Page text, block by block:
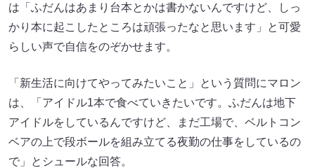
は「ふだんはあまり台本とかは書かないんですけど、しっ
かり本に起こしたところは頑張ったなと思います」と可愛
らしい声で自信をのぞかせます。
「新生活に向けてやってみたいこと」という質問にマロン
は、「アイドル1本で食べていきたいです。ふだんは地下
アイドルをしているんですけど、まだ工場で、ベルトコン
ベアの上で段ボールを組み立てる夜勤の仕事をしているの
で」とシュールな回答。